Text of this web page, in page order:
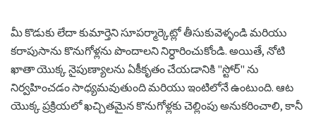
మీ కొడుకు లేదా కుమార్తెని సూపర్మార్కెట్లో తీసుకువెళ్ళండి మరియు
కరాపుసాను కొనుగోళ్లను పొందాలని నిర్ధారించుకోండి. అయితే, నోటి
ఖాతా యొక్క నైపుణ్యాలను ఏకీకృతం చేయడానికి "స్టోర్" ను
నిర్వహించడం సాధ్యమవుతుంది మరియు ఇంటిలోనే ఉంటుంది. ఆట
యొక్క ప్రక్రియలో ఖచ్చితమైన కొనుగోళ్లకు చెల్లింపు అనుకరించాలి, కానీ